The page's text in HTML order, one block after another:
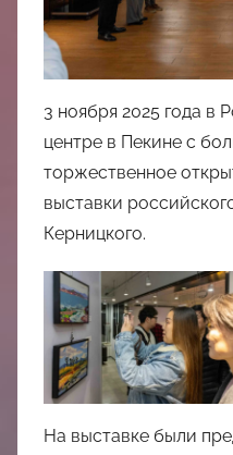
心
3 ноября 2025 года в
центре в Пекине с
торжественное
выставки
Керницкого.
На выставке были